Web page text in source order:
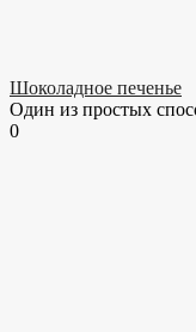
Шоколадное печенье
Один из простых
0